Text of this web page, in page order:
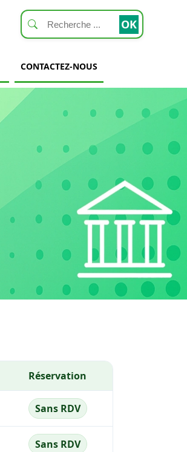
CONTACTEZ-NOUS
Réservation
Sans RDV
Sans RDV